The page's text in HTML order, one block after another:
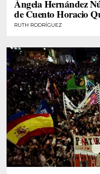
Ángela Hernández
de Cuento Horacio
RUTH RODRÍGUEZ